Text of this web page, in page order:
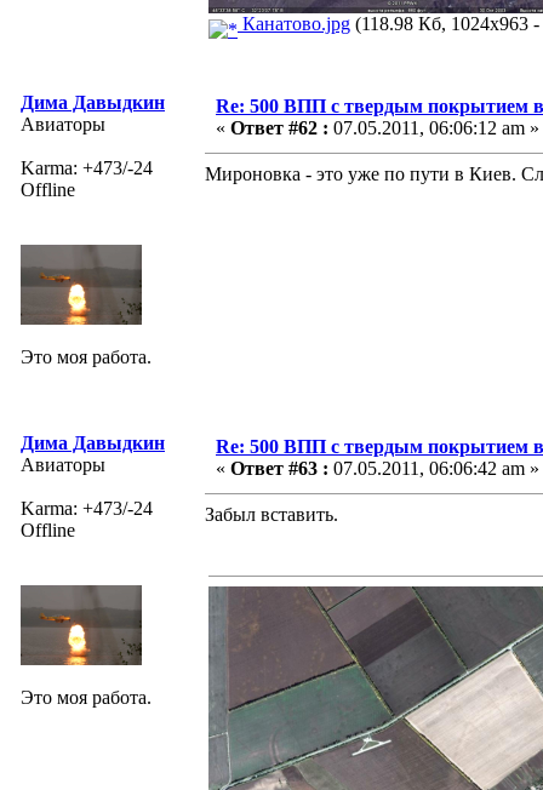
Канатово.jpg (118.98 Кб, 1024x963
Дима Давыдкин
Авиаторы
Karma: +473/-24
Offline
Это моя работа.
Re: 500 ВПП с твердым покрытием
« Ответ #62 : 07.05.2011, 06:06:12 am »
Мироновка - это уже по пути в Киев.
Дима Давыдкин
Авиаторы
Karma: +473/-24
Offline
Это моя работа.
Re: 500 ВПП с твердым покрытием
« Ответ #63 : 07.05.2011, 06:06:42 am »
Забыл вставить.